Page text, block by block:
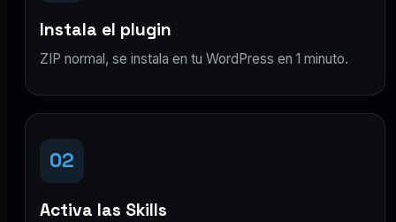
Instala el plugin
ZIP normal, se instala en tu WordPress en 1 minuto.
02
Activa las Skills